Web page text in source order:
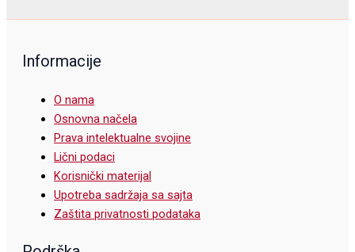
Informacije
O nama
Osnovna načela
Prava intelektualne svojine
Lični podaci
Korisnički materijal
Upotreba sadržaja sa sajta
Zaštita privatnosti podataka